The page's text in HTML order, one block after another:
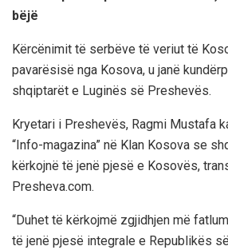
bëjë
Kërcënimit të serbëve të veriut të
pavarësisë nga Kosova, u janë
shqiptarët e Luginës së Preshevës.
Kryetari i Preshevës, Ragmi Mustafa
“Info-magazina” në Klan Kosova se
kërkojnë të jenë pjesë e Kosovës,
Presheva.com.
“Duhet të kërkojmë zgjidhjen më
të jenë pjesë integrale e Republikës